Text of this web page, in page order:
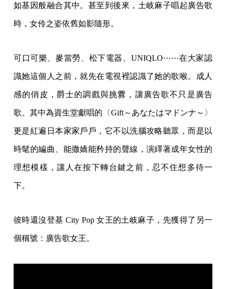
如基因般融合其中。甚至到後來，土岐麻子唱起廣告歌
時，女伶之姿依舊如影隨形。
可口可樂、麥當勞、松下電器、UNIQLO⋯⋯在大家認
識她這個人之前，就先在電視裡認識了她的歌喉。成人
感的俏皮，爵士的調戲與挑釁，讓廣告歌不只是廣告
歌。其中為資生堂獻唱的〈Gift～あなたはマドンナ～〉
更是紅遍日本家家戶戶，它不以洗腦攻略聽眾，而是以
時髦的編曲、能撒嬌能矜持的聲線，演繹著成年女性的
理想模樣，讓人在按下轉台鍵之前，忍不住想多待一
下。
彼時還沒登基 City Pop 女王的土岐麻子，先獲得了另一
個稱號：廣告歌女王。